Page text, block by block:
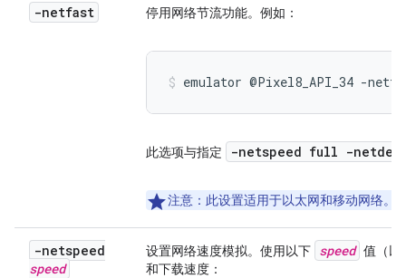
-netfast 停用网络节流功能。例如：
emulator @Pixel8_API_34 -
此选项与指定 -netspeed full -
注意 ：此设置适用于以太网和移动网络。
-netspeed
speed
设置网络速度模拟。使用以下 speed 值（以
和下载速度：